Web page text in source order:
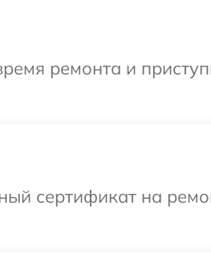
ремонта и
сертификат на